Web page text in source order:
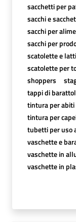
sacchetti per
sacchi e
sacchi per
sacchi per
scatolette e
scatolette per
shoppers
tappi di
tintura per abiti
tintura per
tubetti per uso
vaschette e
vaschette in
vaschette in